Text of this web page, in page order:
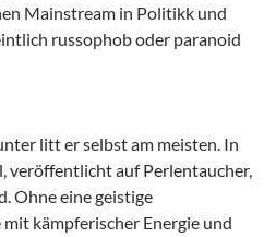
Mainstream in Politikk und
russophob oder paranoid
litt er selbst am meisten. In
veröffentlicht auf Perlentaucher,
Ohne eine geistige
kämpferischer Energie und